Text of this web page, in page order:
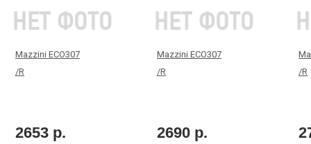
Mazzini ECO307
/R
2653 р.
Mazzini ECO307
/R
2690 р.
/R